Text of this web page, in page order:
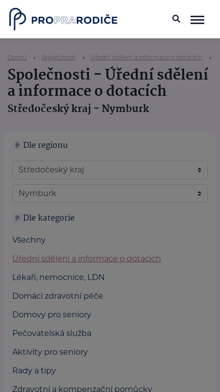
Domů Společnosti Úřední sdělení a informace o dotacích
Společnosti - Úřední sdělení
a informace o dotacích
Středočeský kraj - Nymburk
Dle regionu
Dle kategorie
Všechny
Úřední sdělení a informace o dotacích
Lékaři, nemocnice, LDN
Domácí zdravotní péče
Domovy pro seniory
Pečovatelská služba
Aktivity pro seniory
Rady a tipy
Zdravotní a kompenzační pomůcky